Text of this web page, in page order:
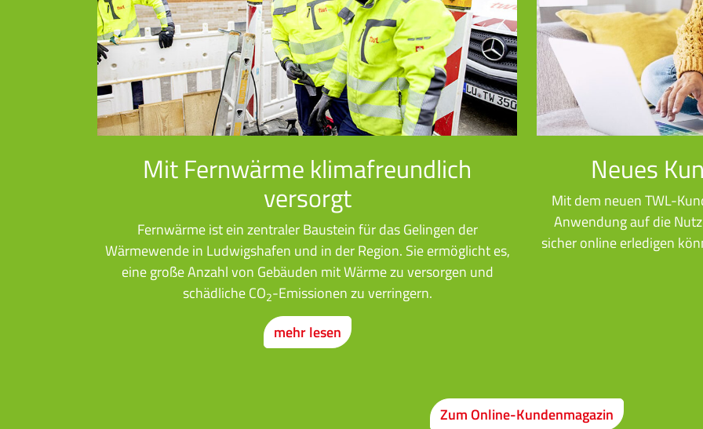
Mit Fernwärme klimafreundlich
versorgt
Fernwärme ist ein zentraler Baustein für das Gelingen der
Wärmewende in Ludwigshafen und in der Region. Sie ermöglicht es,
eine große Anzahl von Gebäuden mit Wärme zu versorgen und
schädliche CO2-Emissionen zu verringern.
mehr lesen
Neues
Mit dem neuen TWL-
Anwendung auf die
sicher online erledigen
Zum Online-Kundenmagazin